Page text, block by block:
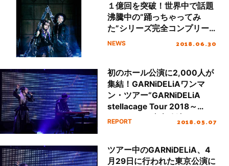
１億回を突破！世界中で話題
沸騰中の“踊っちゃってみ
た”シリーズ完全コンプリー
トのダンスベストAL発売決
表！
NEWS 2018.06.30
初のホール公演に2,000人が
集結！GARNiDELiAワンマ
ン・ツアー“GARNiDELiA
stellacage Tour 2018～
G.R.N.D.～”東京公演レポー
REPORT 2018.05.07
ツアー中のGARNiDELiA、4
月29日に行われた東京公演に